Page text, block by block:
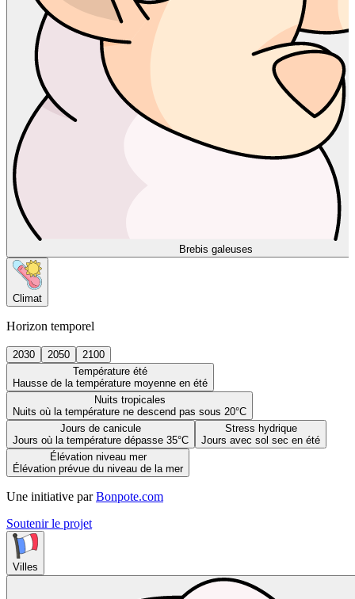
Brebis galeuses
Climat
Horizon temporel
2030 2050
2100
Température été
Hausse de la température moyenne en été
Nuits tropicales
Nuits où la température ne descend pas sous 20°C
Jours de canicule
Jours où la température dépasse 35°C
Stress hydrique
Jours avec sol sec en été
Élévation niveau mer
Élévation prévue du niveau de la mer
Une initiative par Bonpote.com
Soutenir le projet
Villes